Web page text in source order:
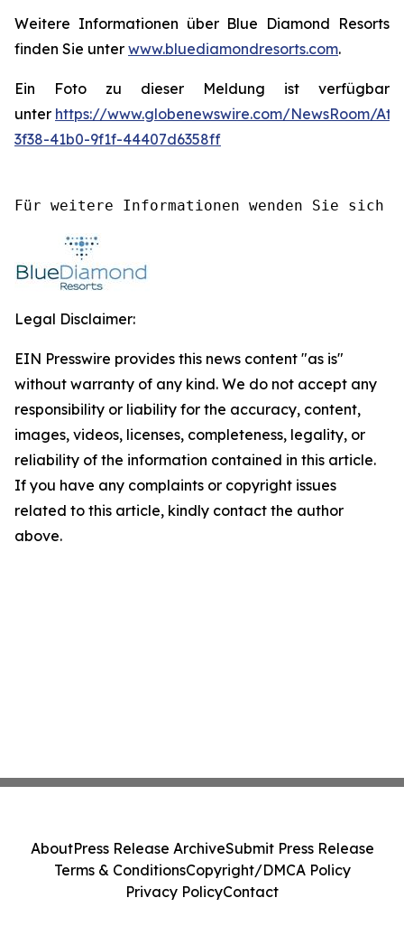
Weitere Informationen über Blue Diamond Resorts
finden Sie unter www.bluediamondresorts.com.
Ein Foto zu dieser Meldung ist verfügbar
unter https://www.globenewswire.com/NewsRoom/
3f38-41b0-9f1f-44407d6358ff
Für weitere Informationen wenden Sie sich
Legal Disclaimer:
EIN Presswire provides this news content "as is"
without warranty of any kind. We do not accept any
responsibility or liability for the accuracy, content,
images, videos, licenses, completeness, legality, or
reliability of the information contained in this article.
If you have any complaints or copyright issues
related to this article, kindly contact the author
above.
AboutPress Release ArchiveSubmit Press Release
Terms & ConditionsCopyright/DMCA Policy
Privacy PolicyContact